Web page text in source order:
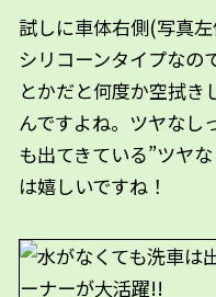
試しに車体右側(写真
シリコーンタイプな
とかだと何度か空拭き
んですよね。ツヤなし
も出てきている”ツヤ
は嬉しいですね！